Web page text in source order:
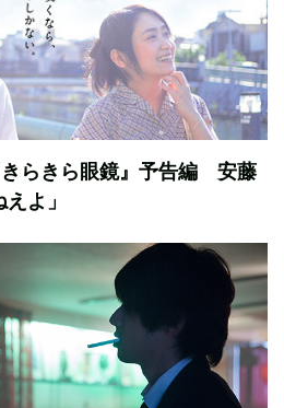
らきら眼鏡』予告編 安藤
よ」